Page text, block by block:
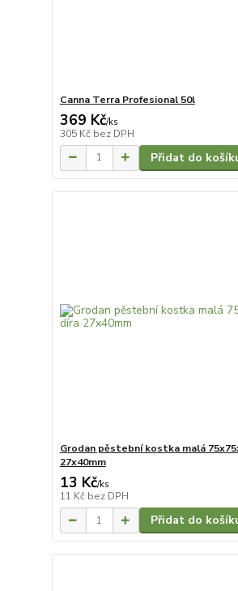
Canna Terra Profesional 50l
369 Kč/ks
305 Kč bez DPH
Přidat do
Grodan pěstební kostka malá
27x40mm
13 Kč/ks
11 Kč bez DPH
Přidat do